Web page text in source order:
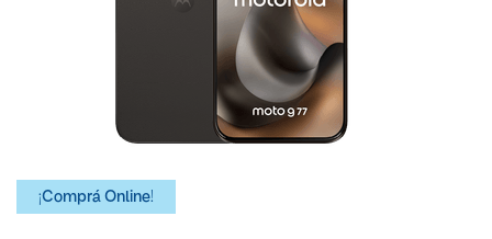
¡Comprá Online!